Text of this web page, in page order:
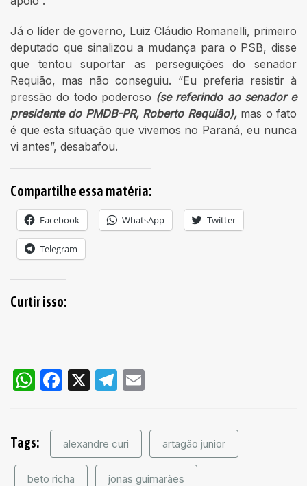
Já o líder de governo, Luiz Cláudio Romanelli, primeiro
deputado que sinalizou a mudança para o PSB, disse
que tentou suportar as perseguições do senador
Requião, mas não conseguiu. “Eu preferia resistir à
pressão do todo poderoso (se referindo ao senador e
presidente do PMDB-PR, Roberto Requião),mas o fato
é que esta situação que vivemos no Paraná, eu nunca
vi antes”, desabafou.
Compartilhe essa matéria:
Facebook WhatsApp Twitter
Telegram
Curtir isso:
WhatsApp
Facebook
X Telegram
Tags: alexandre curi artagão junior
beto richa jonas guimarães